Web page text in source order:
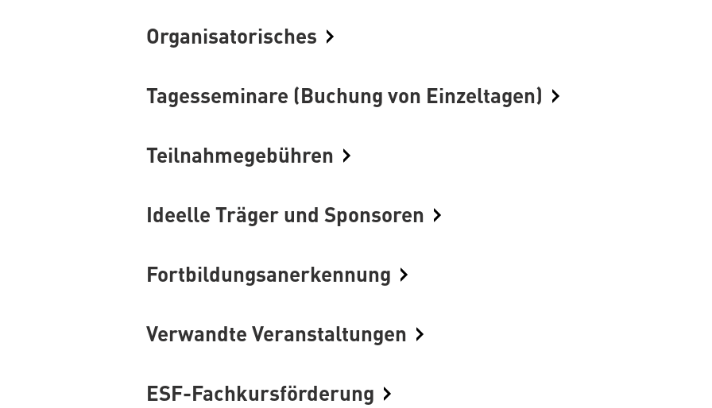
Organisatorisches
Tagesseminare (Buchung von Einzeltagen)
Teilnahmegebühren
Ideelle Träger und Sponsoren
Fortbildungsanerkennung
Verwandte Veranstaltungen
ESF-Fachkursförderung